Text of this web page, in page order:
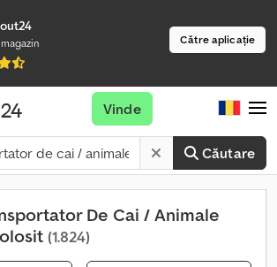
Către aplicație
Căutare
Vinde
De Cai / Animale
(1.824)